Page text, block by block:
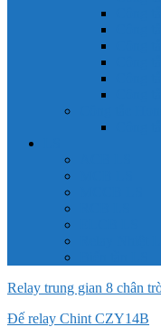
Relay trung gian 8 chân
Đế relay Chint CZY14B